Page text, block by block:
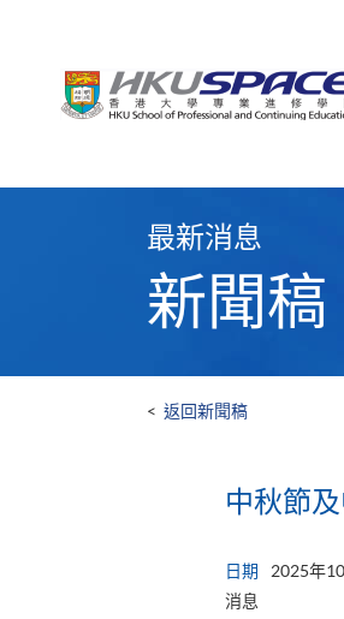
最新消息
新聞稿
< 返回新聞稿
中秋節
日期
2025年
消息